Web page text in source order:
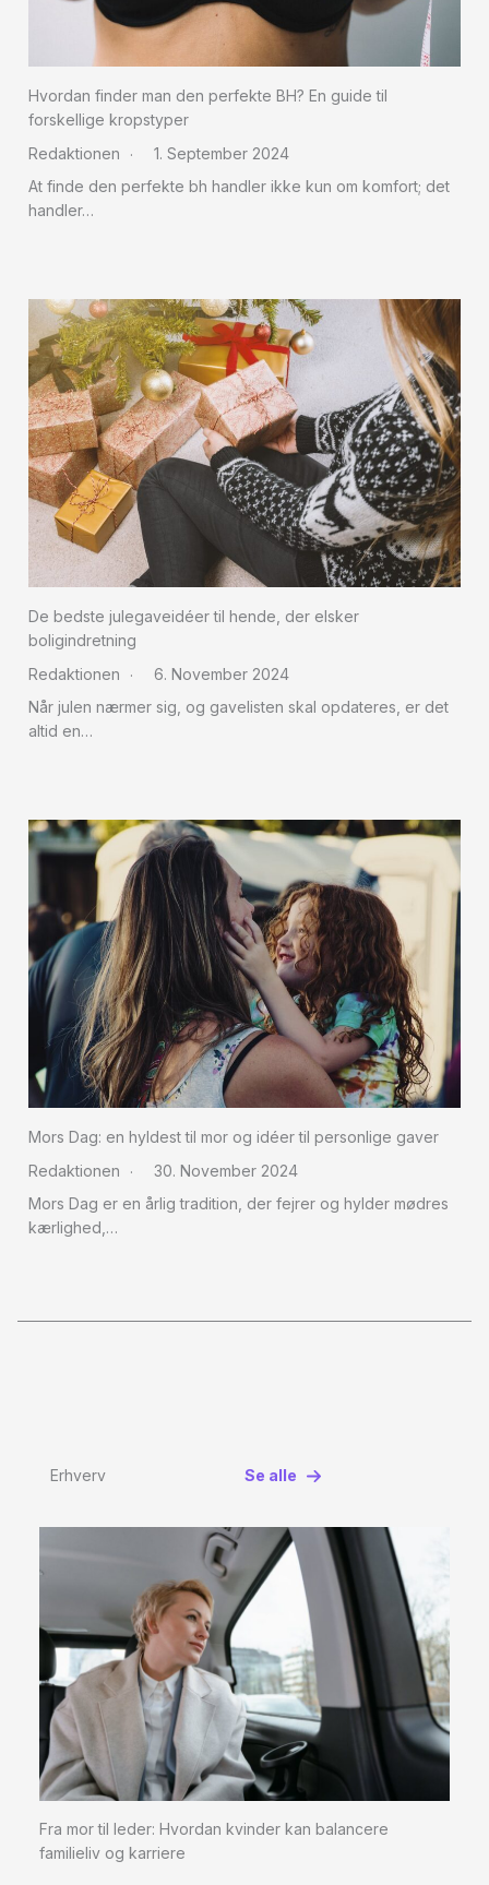
Hvordan finder man den perfekte BH? En guide til
forskellige kropstyper
Redaktionen
1. September 2024
At finde den perfekte bh handler ikke kun om komfort; det
handler…
De bedste julegaveidéer til hende, der elsker
boligindretning
Redaktionen
6. November 2024
Når julen nærmer sig, og gavelisten skal opdateres, er det
altid en…
Mors Dag: en hyldest til mor og idéer til personlige gaver
Redaktionen
30. November 2024
Mors Dag er en årlig tradition, der fejrer og hylder mødres
kærlighed,…
Erhverv Se alle
Fra mor til leder: Hvordan kvinder kan balancere
familieliv og karriere